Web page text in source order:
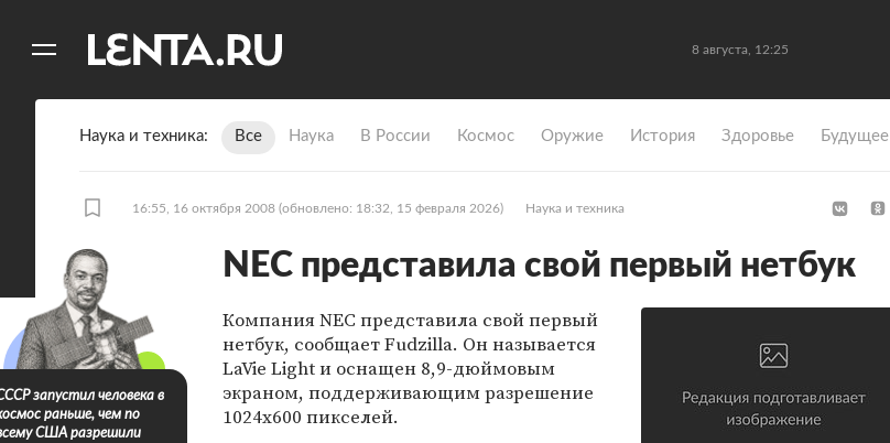
8 августа, 12:25
Наука и техника Все Наука В России Космос Оружие История Здоровье Будущее
16:55, 16 октября 2008 (обновлено: 18:32, 15 февраля 2026) Наука и техника
NЕС представила свой первый нетбук
Компания NЕС представила свой первый
нетбук, сообщает Fudzilla. Он называется
LaVie Light и оснащен 8,9-дюймовым
экраном, поддерживающим разрешение
1024х600 пикселей.
запустил человека в
раньше, чем по
США разрешили